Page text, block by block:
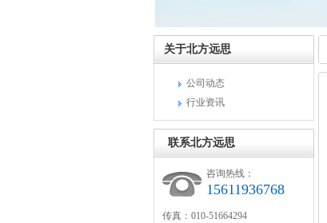
关于北方远思
公司动态
行业资讯
联系北方远思
咨询热线：
15611936768
传真：010-51664294